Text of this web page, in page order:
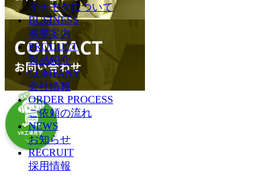
イナモクについて
BUSINESS
事業案内
PRODUCT
製品紹介
COMPANY
会社情報
ORDER PROCESS
ご依頼の流れ
NEWS
お知らせ
RECRUIT
採用情報